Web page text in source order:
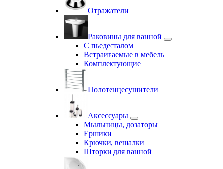
Отражатели
Раковины для ванной
С пьедесталом
Встраиваемые в мебель
Комплектующие
Полотенцесушители
Аксессуары
Мыльницы, дозаторы
Ершики
Крючки, вешалки
Шторки для ванной